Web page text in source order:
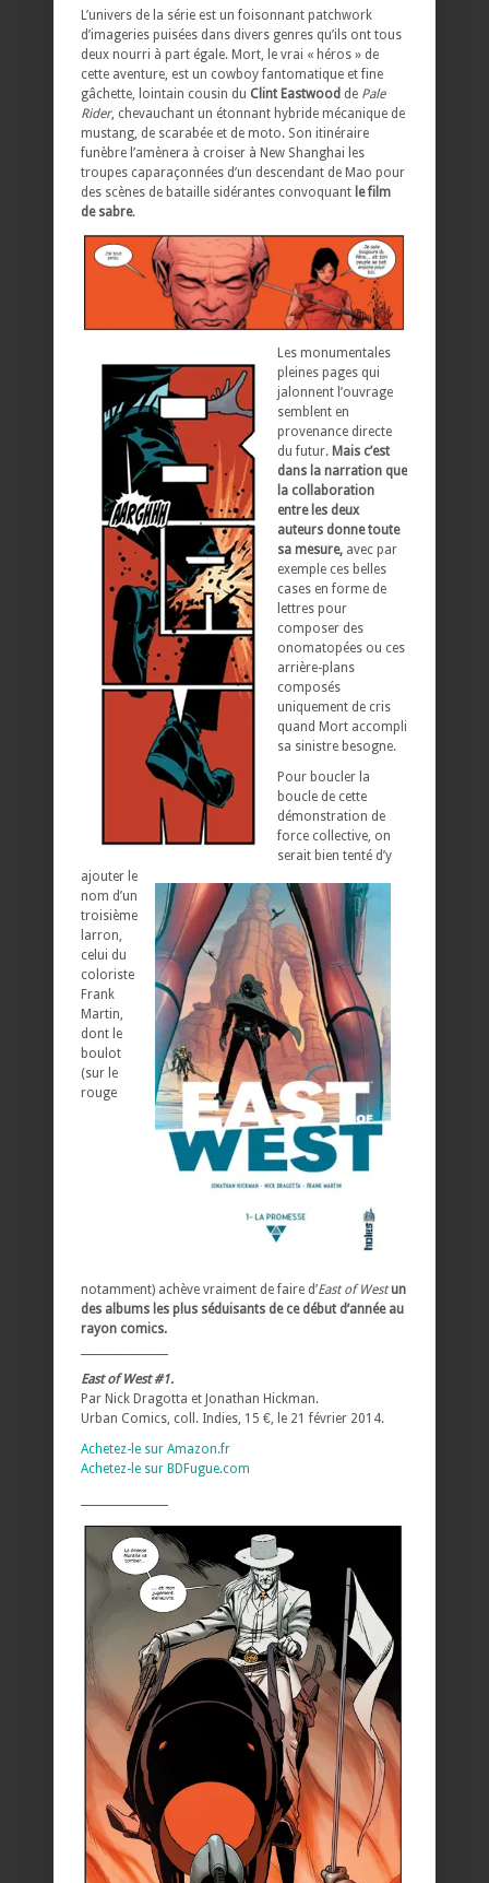
L’univers de la série est un foisonnant patchwork
d’imageries puisées dans divers genres qu’ils ont tous
deux nourri à part égale. Mort, le vrai « héros » de
cette aventure, est un cowboy fantomatique et fine
gâchette, lointain cousin du Clint Eastwood de Pale
Rider, chevauchant un étonnant hybride mécanique de
mustang, de scarabée et de moto. Son itinéraire
funèbre l’amènera à croiser à New Shanghai les
troupes caparaçonnées d’un descendant de Mao pour
des scènes de bataille sidérantes convoquant le film
de sabre.
Les monumentales
pleines pages qui
jalonnent l’ouvrage
semblent en
provenance directe
du futur. Mais c’est
dans la narration que
la collaboration
entre les deux
auteurs donne toute
sa mesure, avec par
exemple ces belles
cases en forme de
lettres pour
composer des
onomatopées ou ces
arrière-plans
composés
uniquement de cris
quand Mort accompli
sa sinistre besogne.
Pour boucler la
boucle de cette
démonstration de
force collective, on
serait bien tenté d’y
ajouter le
nom d’un
troisième
larron,
celui du
coloriste
Frank
Martin,
dont le
boulot
(sur le
rouge
notamment) achève vraiment de faire d’East of Westun
des albums les plus séduisants de ce début d’année au
rayon comics.
East of West #1.
Par Nick Dragotta et Jonathan Hickman.
Urban Comics, coll. Indies, 15 €, le 21 février 2014.
Achetez-le sur Amazon.fr
Achetez-le sur BDFugue.com